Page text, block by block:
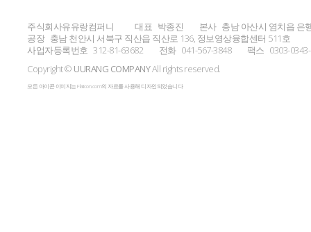
주식회사유유랑컴퍼니 대표 박종진 본사 충남 아산시 염치읍 은
공장 충남 천안시 서북구 직산읍 직산로 136, 정보영상융합센터 511호
사업자등록번호 312-81-63682 전화 041-567-3848 팩스 0303-
Copyright © UURANG COMPANYAll rights reserved.
모든 아이콘 이미지는 Flaticon.com의 자료를 사용해 디자인되었습니다